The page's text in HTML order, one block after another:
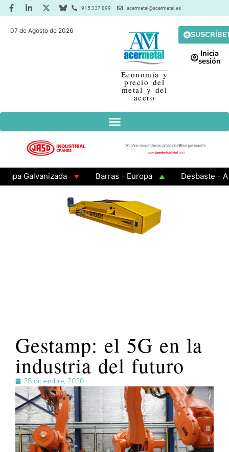
915 337 899 acermetal@acermetal.es
07 de Agosto de 2026
Economía y
precio del
metal y del
acero
Inicia
sesión
Galvanizada Barras - Europa
Desbaste - Asia
Gestamp: el 5G en la
industria del futuro
28 diciembre, 2020